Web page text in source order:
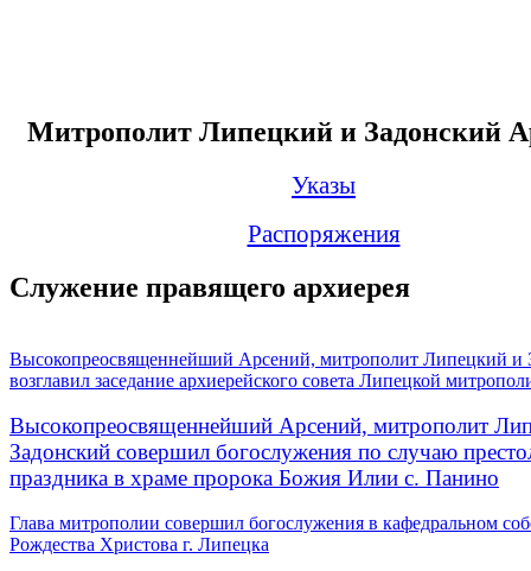
Митрополит Липецкий и Задонский
Указы
Распоряжения
Служение правящего архиерея
Высокопреосвященнейший Арсений, митрополит Липецкий и
возглавил заседание архиерейского совета Липецкой
Высокопреосвященнейший Арсений, митрополит
Задонский совершил богослужения по случаю
праздника в храме пророка Божия Илии с. Панино
Глава митрополии совершил богослужения в кафедральном
Рождества Христова г. Липецка